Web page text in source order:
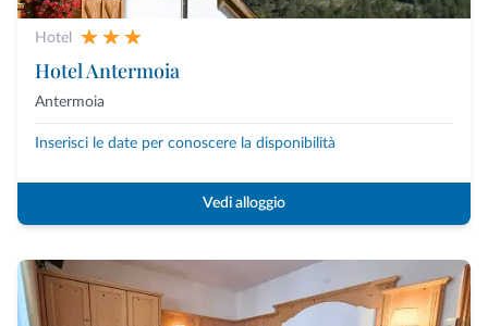
Hotel
Hotel Antermoia
Antermoia
Inserisci le date per conoscere la disponibilità
Vedi alloggio